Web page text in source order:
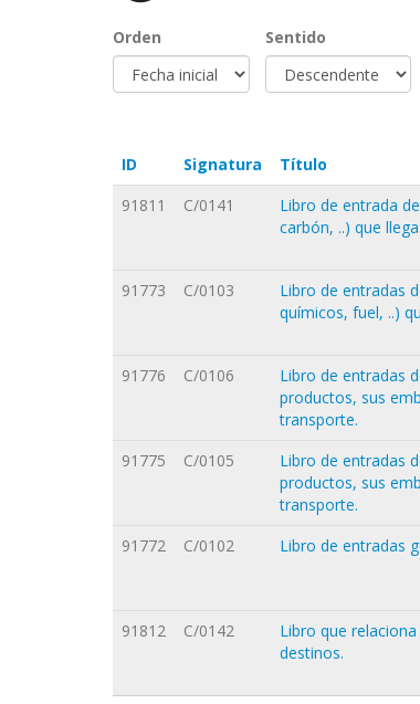
Orden Sentido
ID Signatura Título
91811
C/0141
Libro de entrada
carbón, ..) que
91773 C/0103
Libro de entradas
químicos, fuel, ..)
91776 C/0106
Libro de entradas
productos, sus
transporte.
91775 C/0105
Libro de entradas
productos, sus
transporte.
91772 C/0102 Libro de entradas
91812 C/0142
Libro que
destinos.